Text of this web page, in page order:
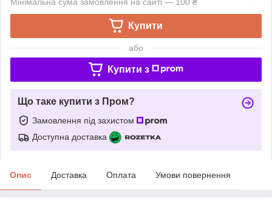
Купити
або
Купити з
Що таке купити з Пром?
Замовлення під захистом
Доступна доставка
Опис Доставка Оплата Умови повернення